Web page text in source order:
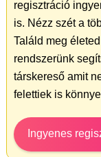
regisztráció
is. Nézz szét a
Találd meg
rendszerünk
társkereső amit
felettiek is
Ingyenes